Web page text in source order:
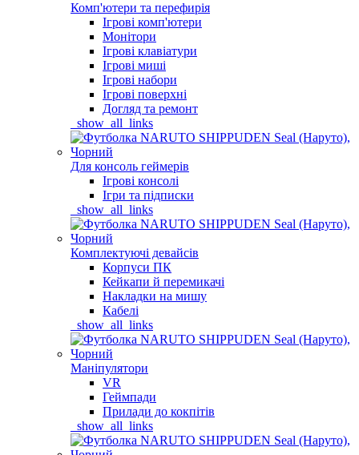
Комп'ютери та перефирія
Ігрові комп'ютери
Монітори
Ігрові клавіатури
Ігрові миші
Ігрові набори
Ігрові поверхні
Догляд та ремонт
_show_all_links
Для консоль геймерів
Ігрові консолі
Ігри та підписки
_show_all_links
Комплектуючі девайсів
Корпуси ПК
Кейкапи й перемикачі
Накладки на мишу
Кабелі
_show_all_links
Маніпулятори
VR
Геймпади
Прилади до кокпітів
_show_all_links